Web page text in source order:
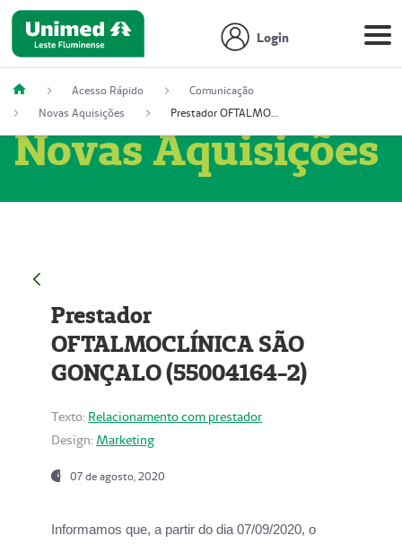
Login
Acesso Rápido
Comunicação
Novas Aquisições
Prestador OFTALMOCLÍNICA SÃO GONÇALO (55004164-2)
Novas Aquisições
Prestador
OFTALMOCLÍNICA SÃO
GONÇALO (55004164-2)
Texto: Relacionamento com prestador
Design: Marketing
07 de agosto, 2020
Informamos que, a partir do dia 07/09/2020, o